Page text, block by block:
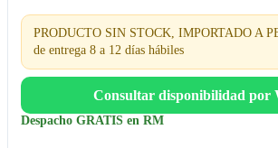
PRODUCTO SIN STOCK, IMPORTADO A
de entrega 8 a 12 días hábiles
Consultar disponibilidad por
Despacho GRATIS en RM